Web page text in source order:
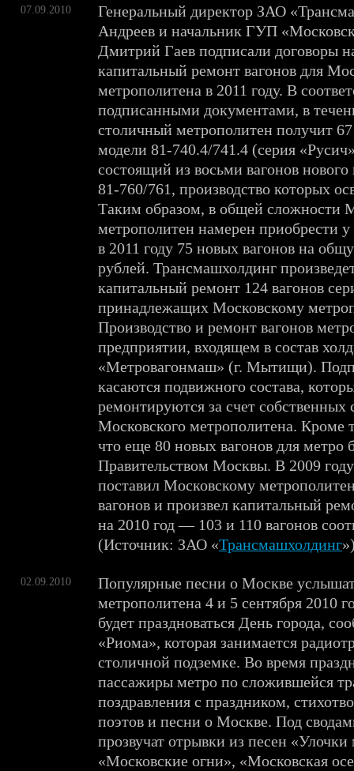
07.09.2010
Генеральный директор ЗАО
Андреев и начальник ГУП
Дмитрий Гаев подписали договоры
капитальный ремонт вагонов для
метрополитена в 2011 году. В
подписанными документами, в
столичный метрополитен получит
модели 81-740.4/741.4 (серия
состоящий из восьми вагонов
81-760/761, производство которых
Таким образом, в общей сложности
метрополитен намерен приобрести
в 2011 году 75 новых вагонов на
рублей. Трансмашхолдинг
капитальный ремонт 124 вагонов
принадлежащих Московскому
Производство и ремонт вагонов
предприятии, входящем в состав
«Метровагонмаш» (г. Мытищи).
касаются подвижного состава,
ремонтируются за счет собственных
Московского метрополитена. Кроме
что еще 80 новых вагонов для метро
Правительством Москвы. В 2009
поставил Московскому
вагонов и произвел капитальный
на 2010 год — 103 и 110 вагонов
(Источник: ЗАО «Трансмашхолдинг
02.09.2010
Популярные песни о Москве
метрополитена 4 и 5 сентября 2010
будет праздноваться День города,
«Риома», которая занимается
столичной подземке. Во время
пассажиры метро по сложившейся
поздравления с праздником,
поэтов и песни о Москве. Под
прозвучат отрывки из песен «Улочки
«Московские огни», «Московская